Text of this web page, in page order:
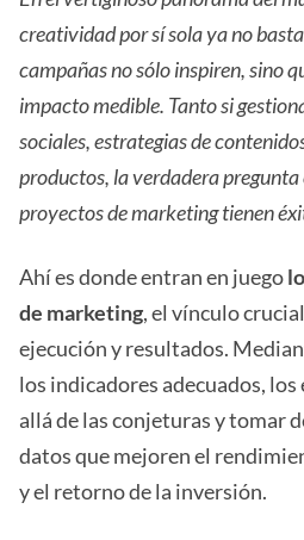
creatividad por sí sola ya no
campañas no sólo inspiren, sino
impacto medible. Tanto si
sociales, estrategias de
productos, la verdadera pregunta
proyectos de marketing tienen
Ahí es donde entran en juego
de marketing, el vínculo
ejecución y resultados.
los indicadores adecuados,
allá de las conjeturas y tomar
datos que mejoren el
y el retorno de la inversión.